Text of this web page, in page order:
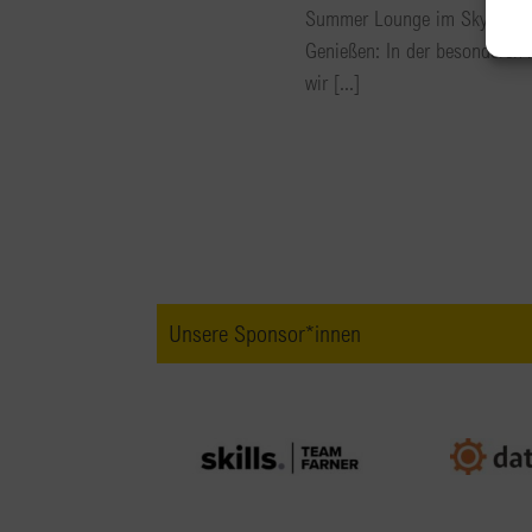
Summer Lounge im
Genießen: In der besonderen
wir [...]
Unsere Sponsor*innen